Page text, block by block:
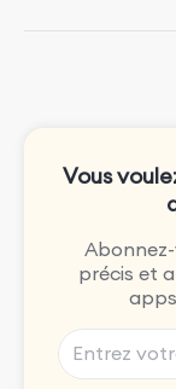
Vous
précis et